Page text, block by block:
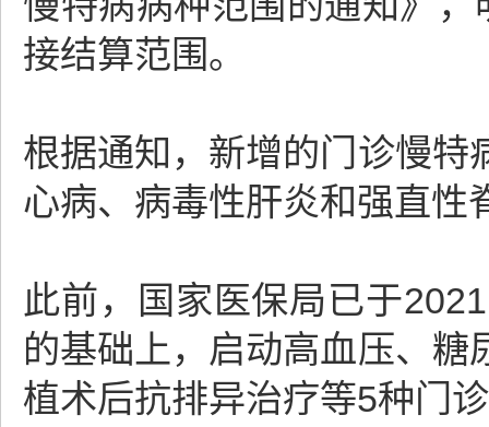
接结算范围。
根据通知，新增的门诊慢特
心病、病毒性肝炎和强直性
此前，国家医保局已于
的基础上，启动高血压、
植术后抗排异治疗等5种门